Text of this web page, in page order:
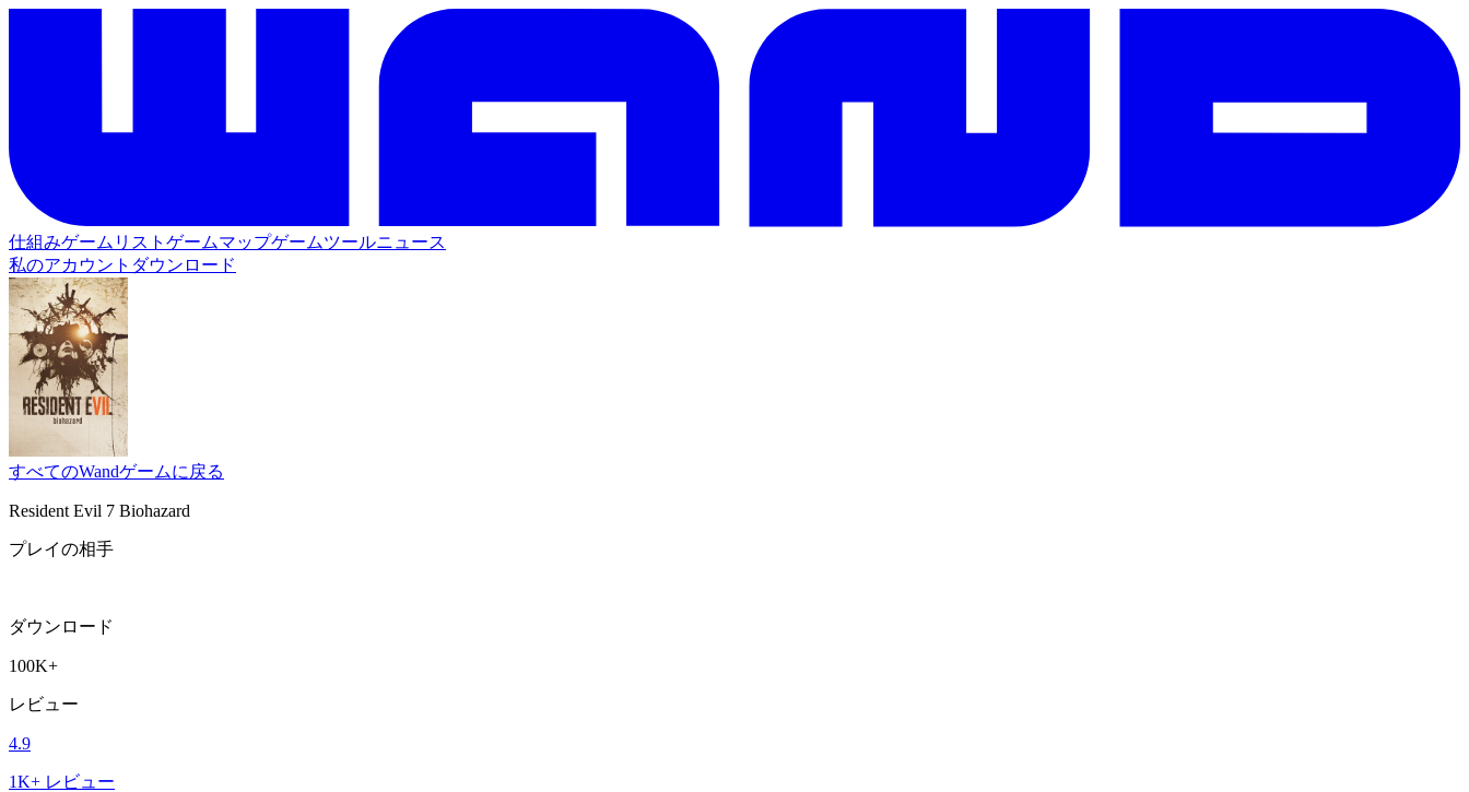
仕組みゲームリスト ゲームマップゲームツールニュース
私のアカウント ダウンロード
すべてのWandゲームに戻る
Resident Evil 7 Biohazard
プレイの相手
ダウンロード
100K+
レビュー
4.9
1K+ レビュー